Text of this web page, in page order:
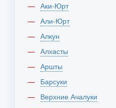
Аки-Юрт
Али-Юрт
Алкун
Алхасты
Аршты
Барсуки
Верхние Ачалуки